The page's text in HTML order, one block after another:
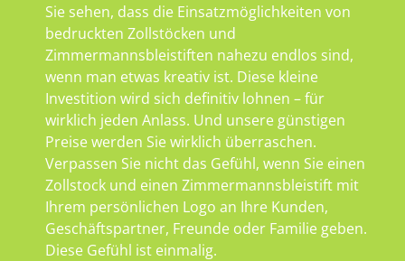
Sie sehen, dass die Einsatzmöglichkeiten von
bedruckten Zollstöcken und
Zimmermannsbleistiften nahezu endlos sind,
wenn man etwas kreativ ist. Diese kleine
Investition wird sich definitiv lohnen – für
wirklich jeden Anlass. Und unsere günstigen
Preise werden Sie wirklich überraschen.
Verpassen Sie nicht das Gefühl, wenn Sie einen
Zollstock und einen Zimmermannsbleistift mit
Ihrem persönlichen Logo an Ihre Kunden,
Geschäftspartner, Freunde oder Familie geben.
Diese Gefühl ist einmalig.